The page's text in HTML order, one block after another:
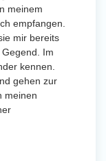
meinem
empfangen.
mir bereits
Im
kennen.
gehen zur
meinen